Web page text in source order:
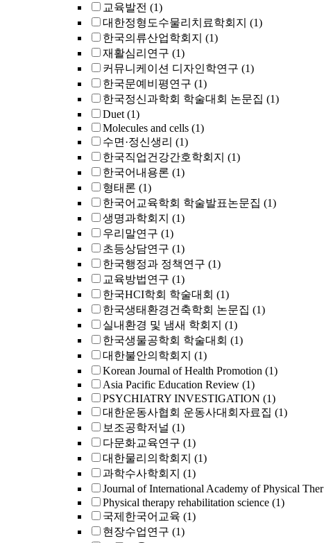
교육발전 (1)
대한정형도수물리치료학회지 (1)
한국의류산업학회지 (1)
재활심리연구 (1)
커뮤니케이션 디자인학연구 (1)
한국문예비평연구 (1)
한국정신과학회 학술대회 논문집 (1)
Duet (1)
Molecules and cells (1)
수면·정신생리 (1)
한국직업건강간호학회지 (1)
한국어내용론 (1)
형태론 (1)
한국어교육학회 학술발표논문집 (1)
생명과학회지 (1)
우리말연구 (1)
초등상담연구 (1)
한국행정과 정책연구 (1)
교육방법연구 (1)
한국HCI학회 학술대회 (1)
한국생태환경건축학회 논문집 (1)
실내환경 및 냄새 학회지 (1)
한국생물공학회 학술대회 (1)
대한불안의학회지 (1)
Korean Journal of Health Promotion (1)
Asia Pacific Education Review (1)
PSYCHIATRY INVESTIGATION (1)
대한운동사협회 운동사대회자료집 (1)
보조공학저널 (1)
다문화교육연구 (1)
대한물리의학회지 (1)
과학수사학회지 (1)
Journal of International Academy of Physical Ther
Physical therapy rehabilitation science (1)
국제한국어교육 (1)
현장수업연구 (1)